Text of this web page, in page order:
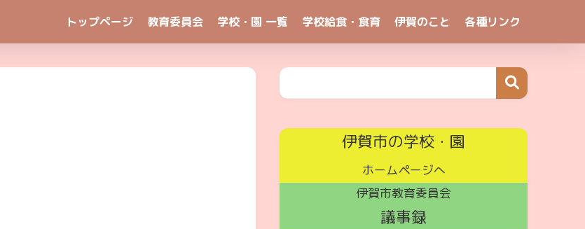
トップページ 教育委員会 学校・園 一覧 学校給食・食育 伊賀のこと 各種リンク
伊賀市の学校・園
ホームページへ
伊賀市教育委員会
議事録